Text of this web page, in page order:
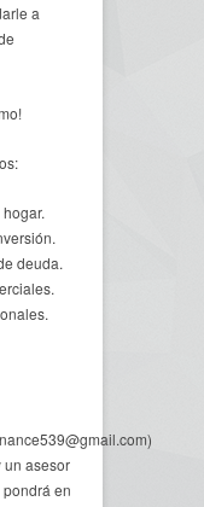
a
deuda.
un asesor
en